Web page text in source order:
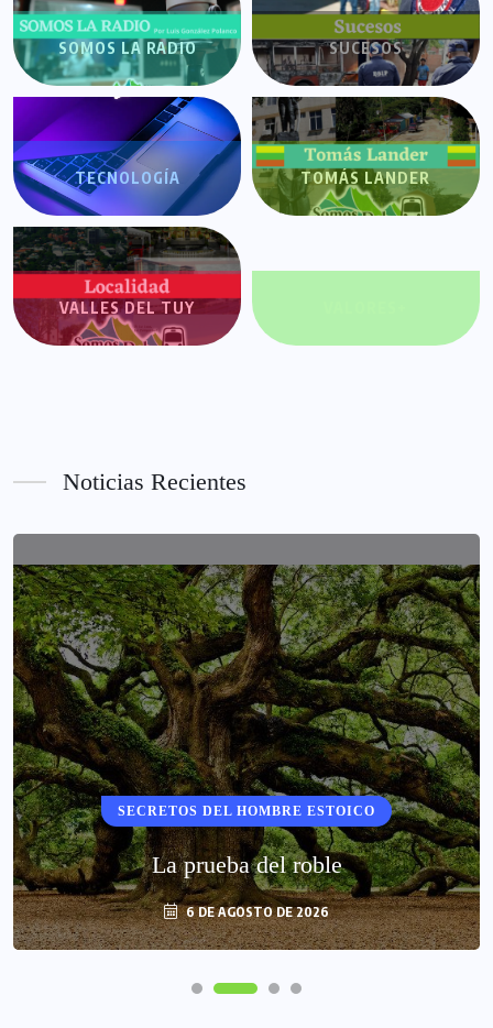
SOMOS LA RADIO SUCESOS
TECNOLOGÍA TOMÁS LANDER
VALLES DEL TUY
Noticias Recientes
SECRETOS DEL HOMBRE ESTOICO
La prueba del roble
6 DE AGOSTO DE 2026